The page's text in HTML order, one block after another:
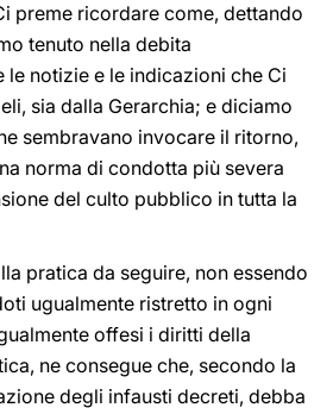
preme ricordare come, dettando
tenuto nella debita
notizie e le indicazioni che Ci
sia dalla Gerarchia; e diciamo
sembravano invocare il ritorno,
norma di condotta più severa
del culto pubblico in tutta la
pratica da seguire, non essendo
ugualmente ristretto in ogni
offesi i diritti della
ne consegue che, secondo la
degli infausti decreti, debba